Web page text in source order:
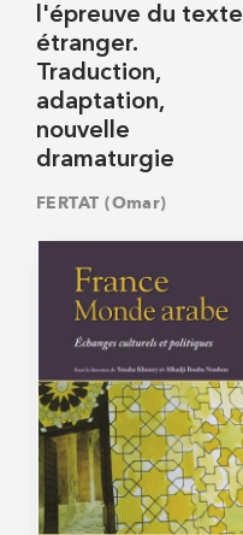
l'épreuve du texte
étranger.
Traduction,
adaptation,
nouvelle
dramaturgie
FERTAT (Omar)